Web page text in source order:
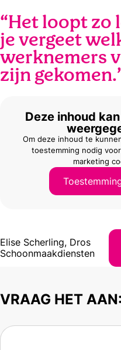
“Het loopt zo
je vergeet
werknemers
zijn
Deze inhoud
Om deze inhoud te
toestemming nodig
marketing
Elise Scherling, Dros
Schoonmaakdiensten
VRAAG HET AAN: